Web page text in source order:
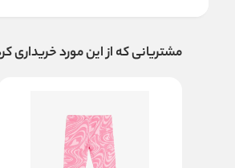
مشتریانی که از این مورد خریداری